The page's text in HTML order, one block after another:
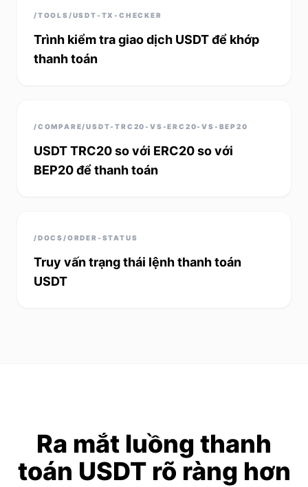
/TOOLS/USDT-TX-CHECKER
Trình kiểm tra giao dịch USDT để khớp
thanh toán
/COMPARE/USDT-TRC20-VS-ERC20-VS-BEP20
USDT TRC20 so với ERC20 so với
BEP20 để thanh toán
/DOCS/ORDER-STATUS
Truy vấn trạng thái lệnh thanh toán
USDT
Ra mắt luồng thanh
toán USDT rõ ràng hơn